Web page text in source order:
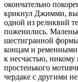
окончательно
крикнул Джимми,
одной из реликвий
поженились.
шестигранной
концам и
к несчастью, никому
простенького
чердаке с другими